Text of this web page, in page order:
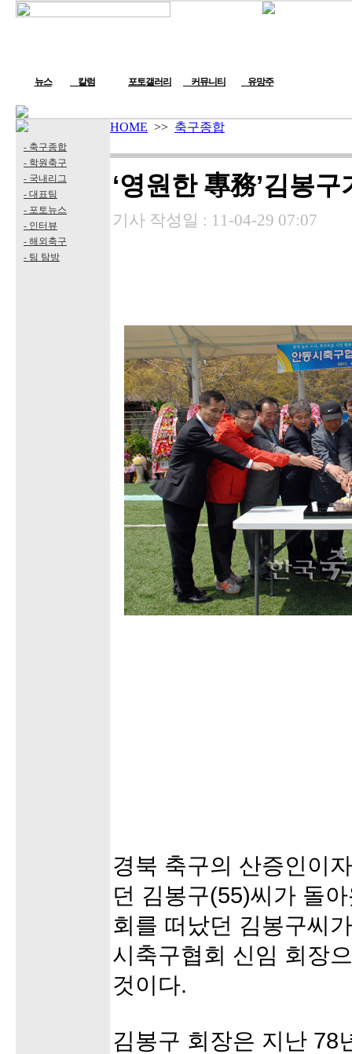
뉴스 칼럼 포토갤러리 커뮤니티 유망주
- 축구종합
- 학원축구
- 국내리그
- 대표팀
- 포토뉴스
- 인터뷰
- 해외축구
- 팀 탐방
HOME >> 축구종합
‘영원한 專務’김봉
기사 작성일 : 11-04-29 07:07
경북 축구의 산증인이
던 김봉구(55)씨가 돌
회를 떠났던 김봉구씨
시축구협회 신임 회장
것이다.
김봉구 회장은 지난 78